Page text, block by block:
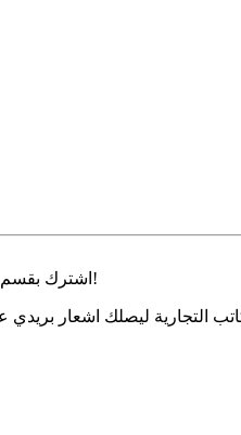
اشترك بقسم اعلانات المحلات والمكاتب التجارية مجاناً!
التجارية ليصلك اشعار بريدي